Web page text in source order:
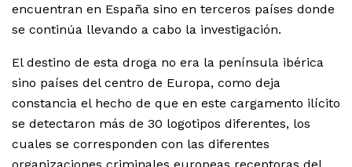
encuentran en España sino en terceros países donde
se continúa llevando a cabo la investigación.
El destino de esta droga no era la península ibérica
sino países del centro de Europa, como deja
constancia el hecho de que en este cargamento ilícito
se detectaron más de 30 logotipos diferentes, los
cuales se corresponden con las diferentes
organizaciones criminales europeas receptoras del